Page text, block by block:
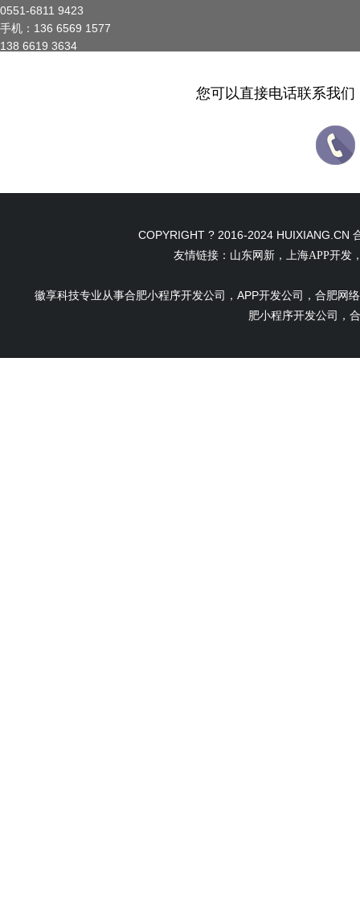
0551-6811 9423
手机：136 6569 1577
138 6619 3634
您可以直接电话联系我
COPYRIGHT ? 2016-2024 HUIXIANG.CN
友情链接： 山东网新 ， 上海APP开发
徽享科技专业从事合肥小程序开发公司，APP开发公司，合肥网
肥小程序开发公司，